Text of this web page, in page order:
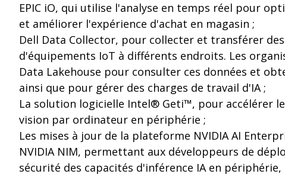
EPIC iO, qui utilise l'analyse en temps réel pour
et améliorer l'expérience d'achat en magasin ;
Dell Data Collector, pour collecter et transférer
d'équipements IoT à différents endroits. Les
Data Lakehouse pour consulter ces données et
ainsi que pour gérer des charges de travail d'IA ;
La solution logicielle Intel® Geti™, pour accélérer
vision par ordinateur en périphérie ;
Les mises à jour de la plateforme NVIDIA AI
NVIDIA NIM, permettant aux développeurs de
sécurité des capacités d'inférence IA en